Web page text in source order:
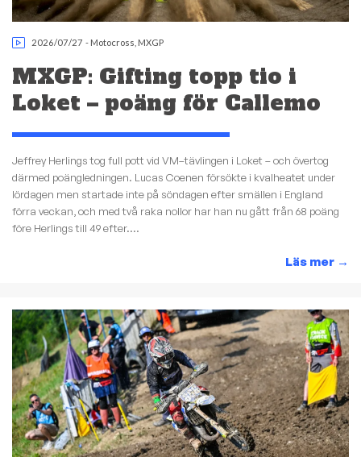
2026/07/27 - Motocross MXGP
MXGP: Gifting topp tio i
Loket – poäng för Callemo
Jeffrey Herlings tog full pott vid VM–tävlingen i Loket – och övertog
därmed poängledningen. Lucas Coenen försökte i kvalheatet under
lördagen men startade inte på söndagen efter smällen i England
förra veckan, och med två raka nollor har han nu gått från 68 poäng
före Herlings till 49 efter....
Läs mer →